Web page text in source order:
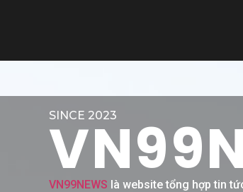
SINCE 2023
VN99NEWS là website tổng hợp tin